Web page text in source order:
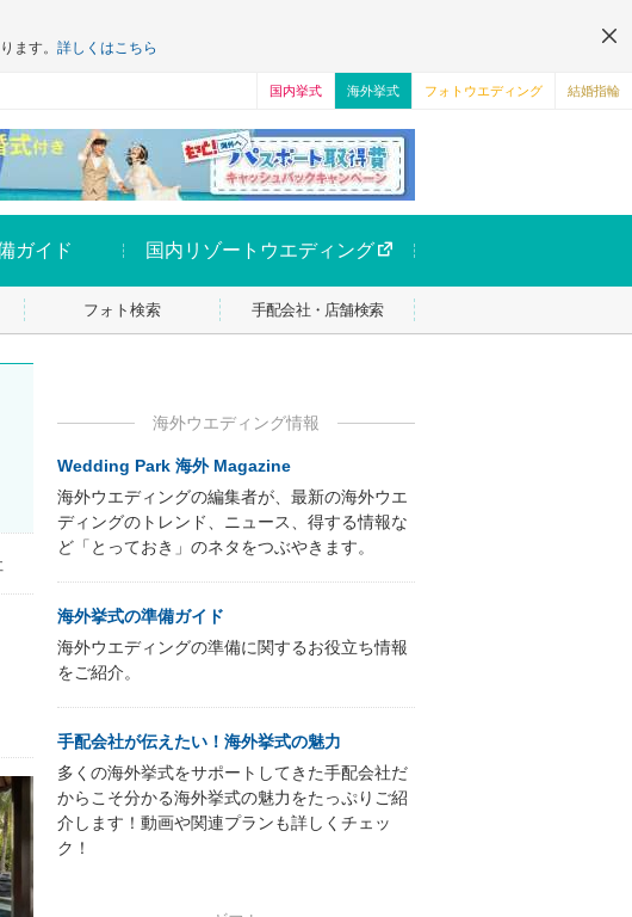
ます。 詳しくはこちら
国内挙式 海外挙式 フォトウエディング 結婚指輪
ガイド 国内リゾートウエディング
フォト検索 手配会社・店舗検索
海外ウエディング情報
Wedding Park 海外 Magazine
海外ウエディングの編集者が、最新の海外ウエ
ディングのトレンド、ニュース、得する情報な
ど「とっておき」のネタをつぶやきます。
海外挙式の準備ガイド
海外ウエディングの準備に関するお役立ち情報
をご紹介。
手配会社が伝えたい！海外挙式の魅力
多くの海外挙式をサポートしてきた手配会社だ
からこそ分かる海外挙式の魅力をたっぷりご紹
介します！動画や関連プランも詳しくチェッ
ク！